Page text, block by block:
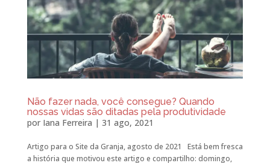
Não fazer nada, você consegue? Quando
nossas vidas são ditadas pela produtividade
por Iana Ferreira | 31 ago, 2021
Artigo para o Site da Granja, agosto de 2021 Está bem fresca
a história que motivou este artigo e compartilho: domingo,